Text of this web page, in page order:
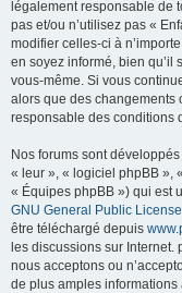
légalement responsable de
pas et/ou n’utilisez pas «
modifier celles-ci à
en soyez informé, bien qu’il
vous-même. Si vous
alors que des changements
responsable des conditions
Nos forums sont
« leur », « logiciel phpBB »,
« Équipes phpBB ») qui est
GNU General Public
être téléchargé depuis
les discussions sur Internet.
nous acceptons ou
de plus amples